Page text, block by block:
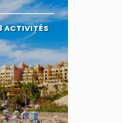
ACTIVITÉS